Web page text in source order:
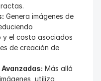
Genera imágenes de
y el costo asociados
de creación de
Más allá
utiliza